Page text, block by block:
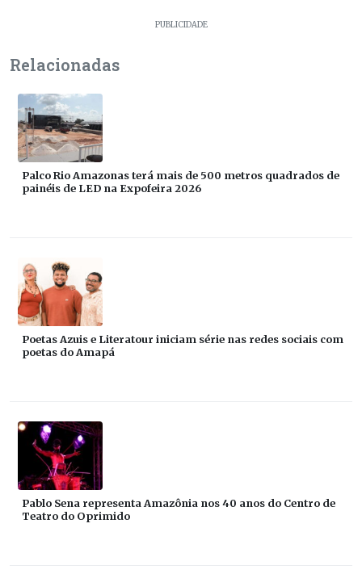
PUBLICIDADE
Relacionadas
Palco Rio Amazonas terá mais de 500 metros quadrados de
painéis de LED na Expofeira 2026
Poetas Azuis e Literatour iniciam série nas redes sociais com
poetas do Amapá
Pablo Sena representa Amazônia nos 40 anos do Centro de
Teatro do Oprimido